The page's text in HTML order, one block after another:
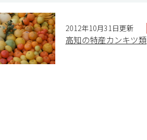
2012年10月31日更新
高知の特産カンキツ類